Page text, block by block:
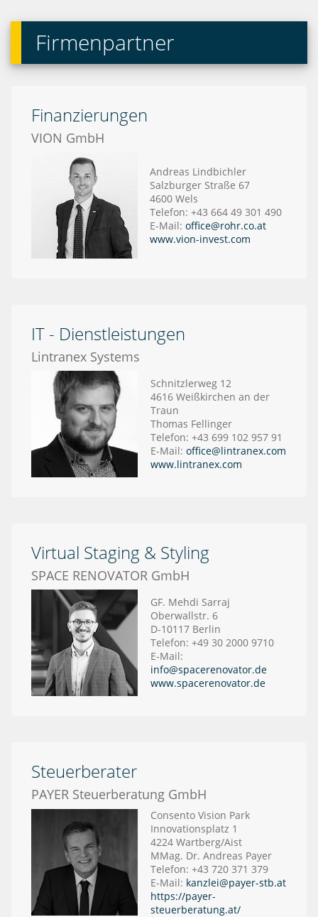
Firmenpartner
Finanzierungen
VION GmbH
Andreas Lindbichler
Salzburger Straße 67
4600 Wels
Telefon: +43 664 49 301 490
E-Mail: office@rohr.co.at
www.vion-invest.com
IT - Dienstleistungen
Lintranex Systems
Schnitzlerweg 12
4616 Weißkirchen an der
Traun
Thomas Fellinger
Telefon: +43 699 102 957 91
E-Mail: office@lintranex.com
www.lintranex.com
Virtual Staging & Styling
SPACE RENOVATOR GmbH
GF. Mehdi Sarraj
Oberwallstr. 6
D-10117 Berlin
Telefon: +49 30 2000 9710
E-Mail:
info@spacerenovator.de
www.spacerenovator.de
Steuerberater
PAYER Steuerberatung GmbH
Consento Vision Park
Innovationsplatz 1
4224 Wartberg/Aist
MMag. Dr. Andreas Payer
Telefon: +43 720 371 379
E-Mail: kanzlei@payer-stb.at
https://payer-
steuerberatung.at/